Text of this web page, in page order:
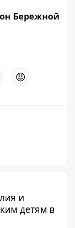
Бережной
😡
и
детям в